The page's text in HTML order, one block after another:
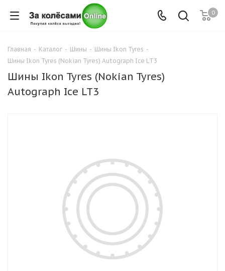
0
Главная - Каталог - Шины - Шины Ikon Tyres -
Шины Ikon Tyres (Nokian Tyres) Autograph Ice LT3
Шины Ikon Tyres (Nokian Tyres)
Autograph Ice LT3